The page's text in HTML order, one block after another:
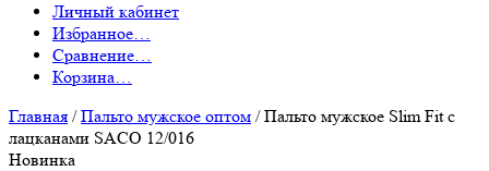
Личный кабинет
Избранное…
Сравнение…
Корзина…
Главная /Пальто мужское оптом /Пальто мужское Slim Fit с
лацканами SACO 12/016
Новинка